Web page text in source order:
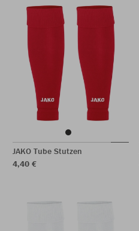
JAKO Tube Stutzen
4,40 €